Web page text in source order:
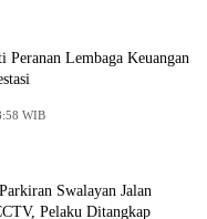
Lembaga Keuangan
WIB
Swalayan Jalan
Pelaku Ditangkap